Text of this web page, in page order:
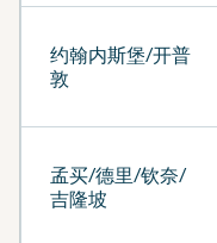
约翰内斯堡/开普
敦
孟买/德里/钦奈/
吉隆坡